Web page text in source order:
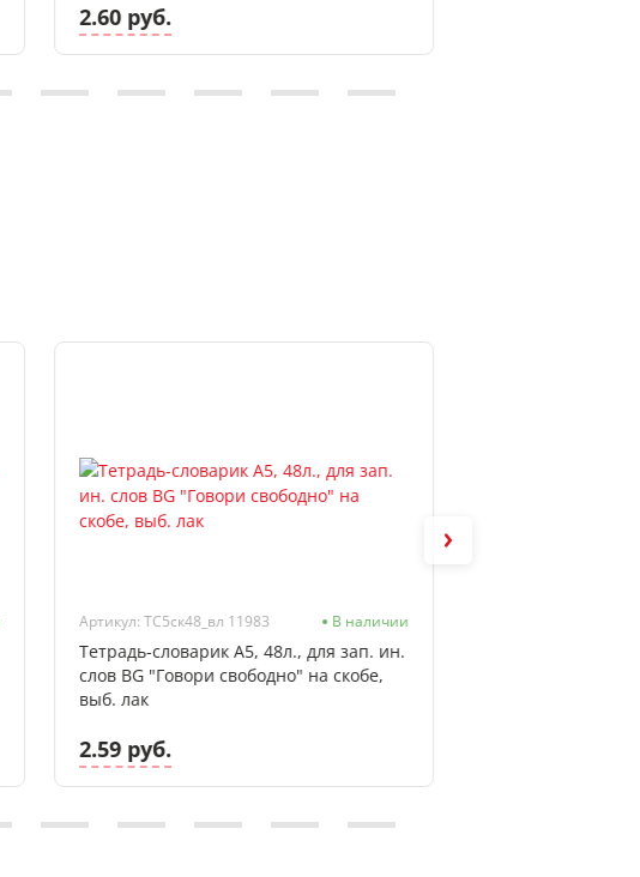
2.60 руб.
Артикул: ТС5ск48_вл 11983 В наличии
Тетрадь-словарик А5, 48л., для зап. ин.
слов BG "Говори свободно" на скобе,
выб. лак
2.59 руб.